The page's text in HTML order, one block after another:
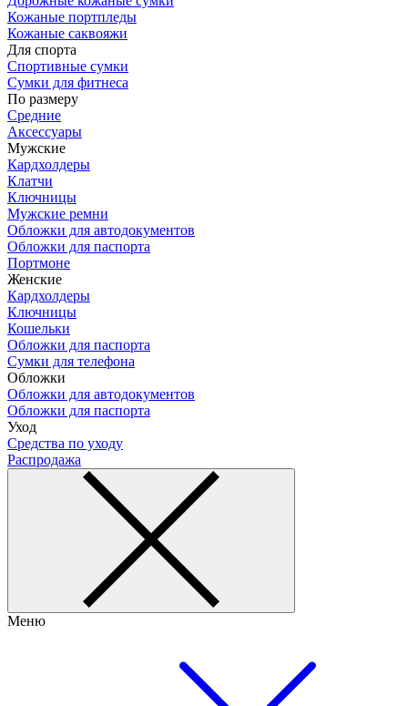
Кожаные портпледы
Кожаные саквояжи
Для спорта
Спортивные сумки
Сумки для фитнеса
По размеру
Средние
Аксессуары
Мужские
Кардхолдеры
Клатчи
Ключницы
Мужские ремни
Обложки для автодокументов
Обложки для паспорта
Портмоне
Женские
Кардхолдеры
Ключницы
Кошельки
Обложки для паспорта
Сумки для телефона
Обложки
Обложки для автодокументов
Обложки для паспорта
Уход
Средства по уходу
Распродажа
Меню